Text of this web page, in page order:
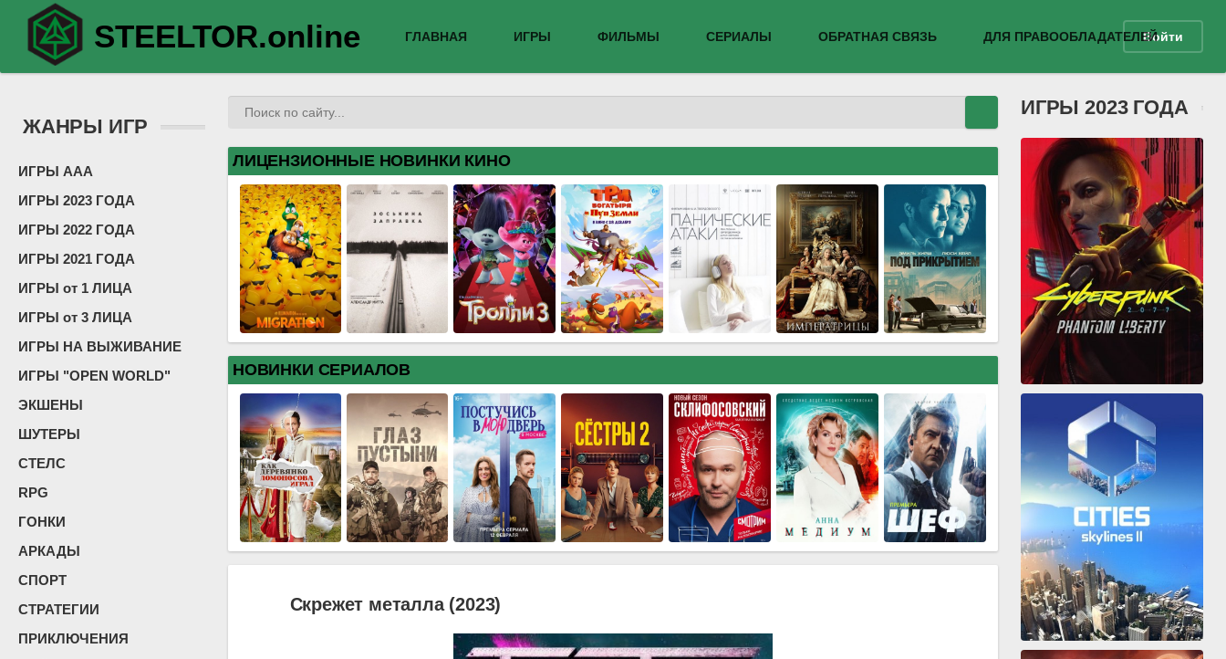
STEELTOR.online ГЛАВНАЯ ИГРЫ ФИЛЬМЫ СЕРИАЛЫ ОБРАТНАЯ СВЯЗЬ ДЛЯ ПРАВООБЛАДАТЕЛЕЙВойти
ЖАНРЫ ИГР
ИГРЫ ААА
ИГРЫ 2023 ГОДА
ИГРЫ 2022 ГОДА
ИГРЫ 2021 ГОДА
ИГРЫ от 1 ЛИЦА
ИГРЫ от 3 ЛИЦА
ИГРЫ НА ВЫЖИВАНИЕ
ИГРЫ "OPEN WORLD"
ЭКШЕНЫ
ШУТЕРЫ
СТЕЛС
RPG
ГОНКИ
АРКАДЫ
СПОРТ
СТРАТЕГИИ
ПРИКЛЮЧЕНИЯ
ЛИЦЕНЗИОННЫЕ НОВИНКИ КИНО
НОВИНКИ СЕРИАЛОВ
Скрежет металла (2023)
ИГРЫ 2023 ГОДА